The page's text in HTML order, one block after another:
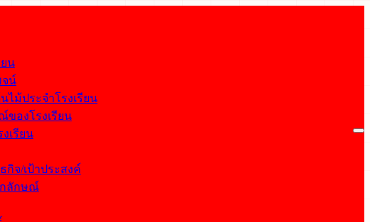
ยน
น์
ไม้ประจำโรงเรียน
องโรงเรียน
เรียน
จ/เป้าประสงค์
ลักษณ์